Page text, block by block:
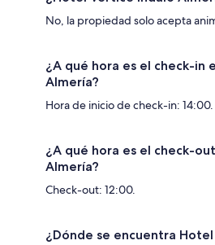
No, la propiedad solo acepta
¿A qué hora es el check-in
Almería?
Hora de inicio de check-in: 14:00.
¿A qué hora es el check-
Almería?
Check-out: 12:00.
¿Dónde se encuentra